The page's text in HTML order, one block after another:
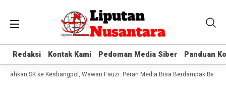
Redaksi Kontak Kami Pedoman Media Siber Panduan
Redaksi Kontak Kami Pedoman Media Siber Panduan
SK ke Kesbangpol, Wawan Fauzi: Peran Media Bisa Berdampak Besar